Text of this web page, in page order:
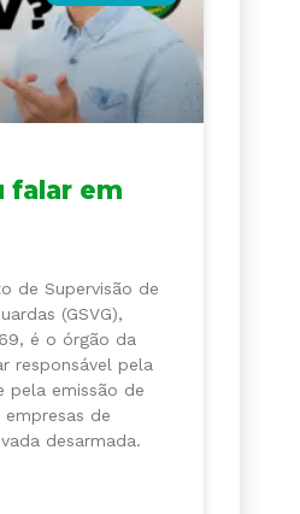
falar em
de Supervisão de
(GSVG),
é o órgão da
responsável pela
pela emissão de
empresas de
desarmada.